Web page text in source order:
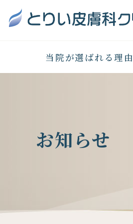
当院が選ばれる理由
お知らせ